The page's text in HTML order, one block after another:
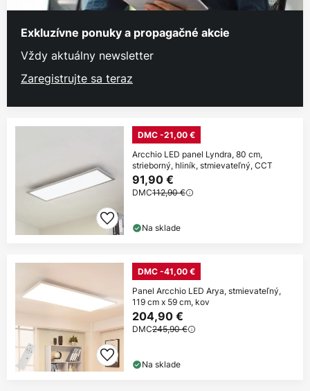
Exkluzívne ponuky a propagačné akcie
Vždy aktuálny newsletter
Zaregistrujte sa teraz
DMC -21,00 €
Arcchio LED panel Lyndra, 80 cm,
strieborný, hliník, stmievateľný, CCT
91,90 €
DMC112,90 €
Na sklade
DMC -41,00 €
Panel Arcchio LED Arya, stmievateľný,
119 cm x 59 cm, kov
204,90 €
DMC245,90 €
Na sklade